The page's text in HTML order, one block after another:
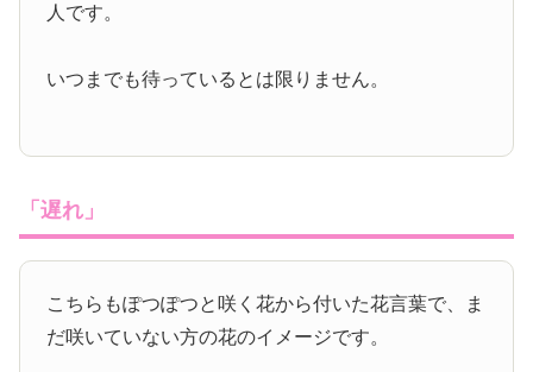
人です。
いつまでも待っているとは限りません。
「遅れ」
こちらもぽつぽつと咲く花から付いた花言葉で、ま
だ咲いていない方の花のイメージです。